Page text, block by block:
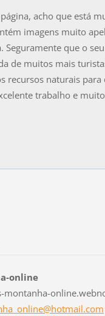
acho que está
imagens muito
Seguramente que o
de muitos mais
recursos naturais para
trabalho e
online
montanha-
ne@hotmail.com